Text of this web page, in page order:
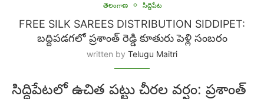
తెలంగాణ సిద్దిపేట
FREE SILK SAREES DISTRIBUTION SIDDIPET:
బద్దిపడగలో ప్రశాంత్ రెడ్డి కూతురు పెళ్లి సంబరం
written by Telugu Maitri
సిద్ధిపేటలో ఉచిత పట్టు చీరల వర్షం: ప్రశాంత్